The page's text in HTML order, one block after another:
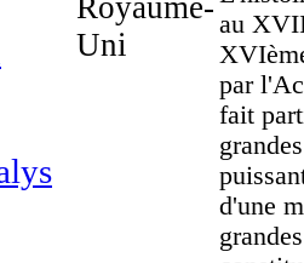
au
par
fait
d'une